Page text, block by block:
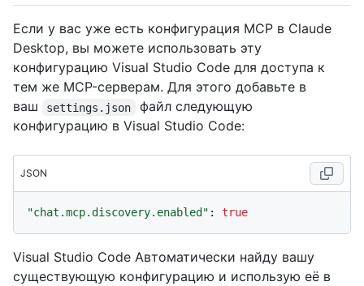
Если у вас уже есть конфигурация MCP в Claude
Desktop, вы можете использовать эту
конфигурацию Visual Studio Code для доступа к
тем же MCP-серверам. Для этого добавьте в
ваш
settings.json
файл следующую
конфигурацию в Visual Studio Code:
JSON
"chat.mcp.discovery.enabled" : true
Visual Studio Code Автоматически найду вашу
существующую конфигурацию и использую её в